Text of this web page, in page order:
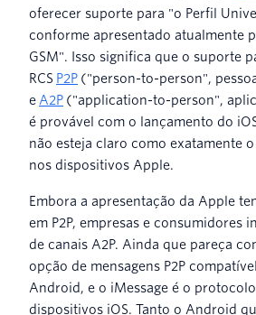
oferecer suporte para "o Perfil
conforme apresentado atualmente
GSM". Isso significa que o suporte
RCS P2P ("person-to-person",
e A2P ("application-to-person",
é provável com o lançamento do
não esteja claro como exatamente o
nos dispositivos Apple.
Embora a apresentação da Apple
em P2P, empresas e consumidores
de canais A2P. Ainda que pareça
opção de mensagens P2P
Android, e o iMessage é o protocolo
dispositivos iOS. Tanto o Android